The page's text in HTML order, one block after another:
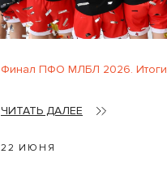
Финал ПФО МЛБЛ 2026. Итоги
ЧИТАТЬ ДАЛЕЕ
22 ИЮНЯ